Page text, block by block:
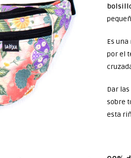
Es
por el
Dar las
sobre
esta